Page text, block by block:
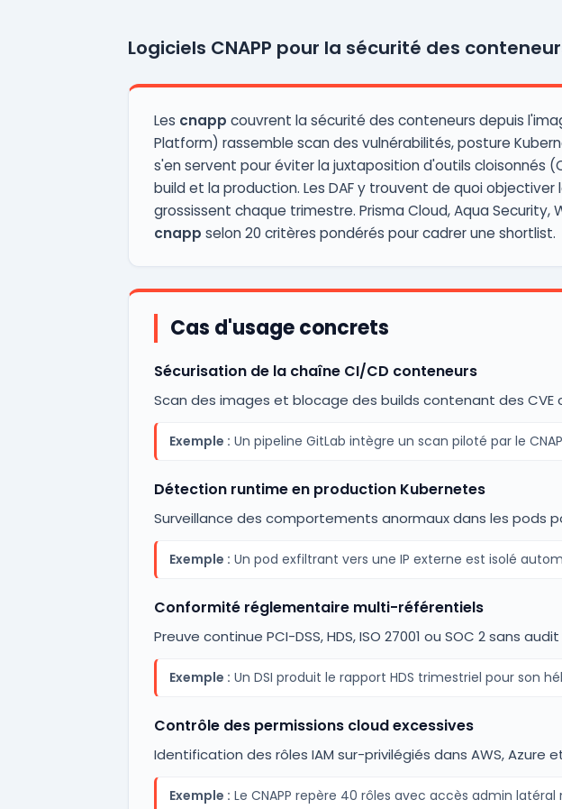
Logiciels CNAPP pour la sécurité des
Les cnapp couvrent la sécurité des conteneurs depuis
Platform) rassemble scan des vulnérabilités, posture
s'en servent pour éviter la juxtaposition d'outils cloisonnés
build et la production. Les DAF y trouvent de quoi
grossissent chaque trimestre. Prisma Cloud, Aqua
cnapp selon 20 critères pondérés pour cadrer une shortlist.
Cas d'usage concrets
Sécurisation de la chaîne CI/CD conteneurs
Scan des images et blocage des builds contenant des CVE
Exemple : Un pipeline GitLab intègre un scan piloté par le
Détection runtime en production Kubernetes
Surveillance des comportements anormaux dans les pods
Exemple : Un pod exfiltrant vers une IP externe est isolé
Conformité réglementaire multi-référentiels
Preuve continue PCI-DSS, HDS, ISO 27001 ou SOC 2 sans
Exemple : Un DSI produit le rapport HDS trimestriel pour son
Contrôle des permissions cloud excessives
Identification des rôles IAM sur-privilégiés dans AWS, Azure
Exemple : Le CNAPP repère 40 rôles avec accès admin latéral